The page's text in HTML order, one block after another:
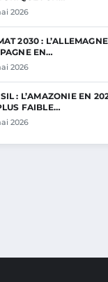
2026
2030 :
EN…
2026
: L’AMAZONIE EN
FAIBLE…
2026